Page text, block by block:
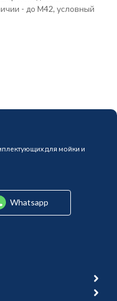
- до М42, условный
для мойки и
Whatsapp